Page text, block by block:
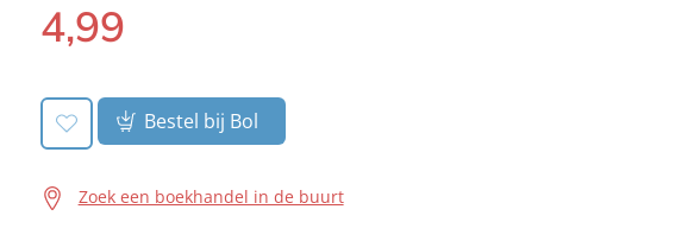
E-
book:
4,99
Bestel bij Bol
Zoek een boekhandel in de buurt